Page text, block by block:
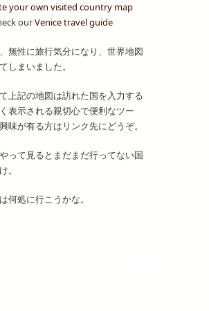
your own visited country map
ourVenice travel guide
無性に旅行気分になり、世界地図
しまいました。
上記の地図は訪れた国を入力する
表示される親切心で便利なツー
味が有る方はリンク先にどうぞ。
って見るとまだまだ行ってない国
。
何処に行こうかな。